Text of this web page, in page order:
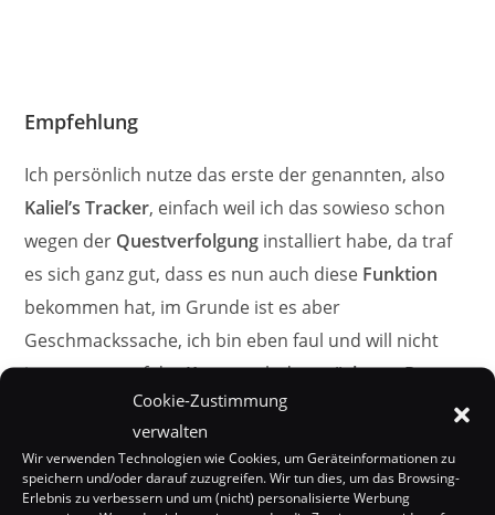
Cookie-Zustimmung
verwalten
Wir verwenden Technologien wie Cookies, um Geräteinformationen zu
speichern und/oder darauf zuzugreifen. Wir tun dies, um das Browsing-
Erlebnis zu verbessern und um (nicht) personalisierte Werbung
Empfehlung
Ich persönlich nutze das erste der genannten, also
Kaliel’s Tracker, einfach weil ich das sowieso schon
wegen der Questverfolgung installiert habe, da traf
es sich ganz gut, dass es nun auch diese Funktion
bekommen hat, im Grunde ist es aber
Geschmackssache, ich bin eben faul und will nicht
immer erst auf derKartenach demnächsten Rare
suchen, sondern einfach anklicken, Richtung Pfeil
fliegen und fertig